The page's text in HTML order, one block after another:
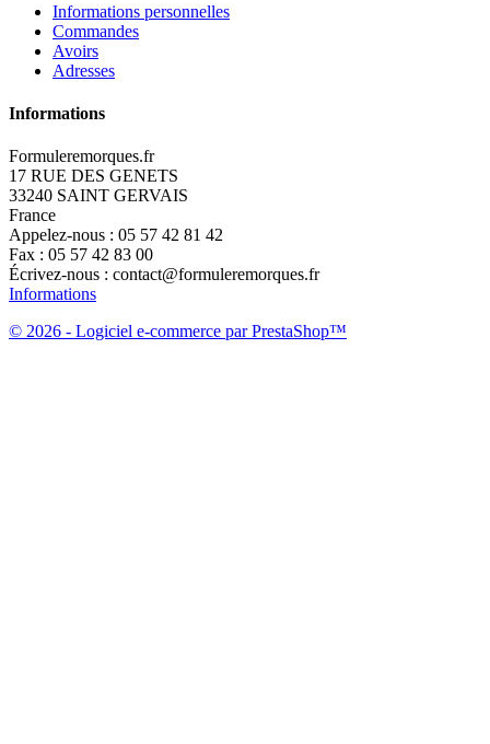
Informations personnelles
Commandes
Avoirs
Adresses
Informations
Formuleremorques.fr
17 RUE DES GENETS
33240 SAINT GERVAIS
France
Appelez-nous : 05 57 42 81 42
Fax : 05 57 42 83 00
Écrivez-nous : contact@formuleremorques.fr
Informations
© 2026 - Logiciel e-commerce par PrestaShop™